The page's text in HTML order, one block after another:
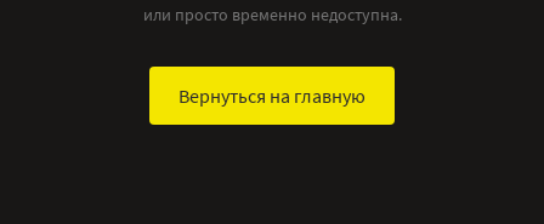
или просто временно недоступна.
Вернуться на главную